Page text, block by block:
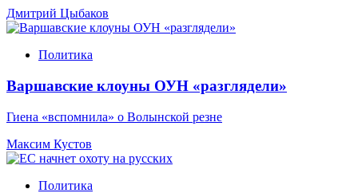
Дмитрий Цыбаков
Политика
Варшавские клоуны ОУН «разглядели»
Гиена «вспомнила» о Волынской резне
Максим Кустов
Политика